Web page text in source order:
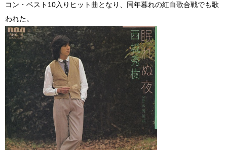
コン・ベスト10入りヒット曲となり、同年暮れの紅白歌合戦でも歌
われた。